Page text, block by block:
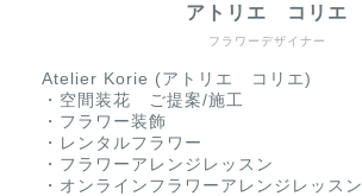
フラワーデザイナー
アトリエ コリエ
Atelier Korie (アトリエ コリエ)
・空間装花 ご提案/施工
・フラワー装飾
・レンタルフラワー
・フラワーアレンジレッスン
・オンラインフラワーアレンジレッスン